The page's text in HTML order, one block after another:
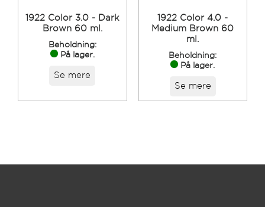
1922 Color 3.0 - Dark
Brown 60 ml.
Beholdning:
På lager.
Se mere
1922 Color 4.0 -
Medium Brown 60
ml.
Beholdning:
På lager.
Se mere